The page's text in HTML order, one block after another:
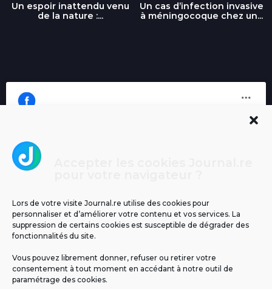
Lors de votre visite Journal.re utilise des cookies pour
personnaliser et d’améliorer votre contenu et vos services. La
suppression de certains cookies est susceptible de dégrader des
fonctionnalités du site.
Vous pouvez librement donner, refuser ou retirer votre
consentement à tout moment en accédant à notre outil de
paramétrage des cookies.
Un espoir inattendu venu
de la nature :...
Un cas d’infection invasive
à méningocoque chez un...